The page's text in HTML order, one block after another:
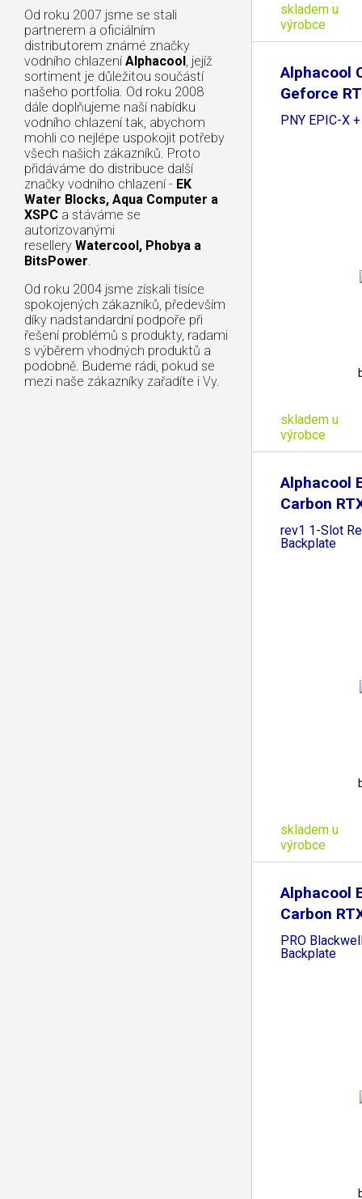
Od roku 2007 jsme se stali
partnerem a oficiálním
distributorem známé značky
vodního chlazení Alphacool, jejíž
sortiment je důležitou součástí
našeho portfolia. Od roku 2008
dále doplňujeme naší nabídku
vodního chlazení tak, abychom
mohli co nejlépe uspokojit potřeby
všech našich zákazníků. Proto
přidáváme do distribuce další
značky vodního chlazení - EK
Water Blocks, Aqua Computer a
XSPC a stáváme se
autorizovanými
resellery Watercool, Phobya a
BitsPower.
Od roku 2004 jsme získali tisíce
spokojených zákazníků, především
díky nadstandardní podpoře při
řešení problémů s produkty, radami
s výběrem vhodných produktů a
podobně. Budeme rádi, pokud se
mezi naše zákazníky zařadíte i Vy.
skladem u
výrobce
Alphacool
Geforce
PNY EPIC-X
skladem u
výrobce
Alphacool
Carbon
rev1 1-Slot
Backplate
skladem u
výrobce
Alphacool
Carbon
PRO
Backplate